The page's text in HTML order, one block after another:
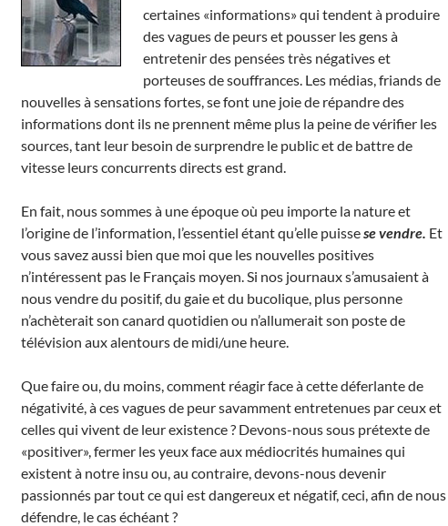
certaines «informations» qui tendent à produire
des vagues de peurs et pousser les gens à
entretenir des pensées très négatives et
porteuses de souffrances. Les médias, friands de
nouvelles à sensations fortes, se font une joie de répandre des
informations dont ils ne prennent même plus la peine de vérifier les
sources, tant leur besoin de surprendre le public et de battre de
vitesse leurs concurrents directs est grand.
En fait, nous sommes à une époque où peu importe la nature et
l’origine de l’information, l’essentiel étant qu’elle puissese vendre. Et
vous savez aussi bien que moi que les nouvelles positives
n’intéressent pas le Français moyen. Si nos journaux s’amusaient à
nous vendre du positif, du gaie et du bucolique, plus personne
n’achèterait son canard quotidien ou n’allumerait son poste de
télévision aux alentours de midi/une heure.
Que faire ou, du moins, comment réagir face à cette déferlante de
négativité, à ces vagues de peur savamment entretenues par ceux et
celles qui vivent de leur existence ? Devons-nous sous prétexte de
«positiver», fermer les yeux face aux médiocrités humaines qui
existent à notre insu ou, au contraire, devons-nous devenir
passionnés par tout ce qui est dangereux et négatif, ceci, afin de nous
défendre, le cas échéant ?